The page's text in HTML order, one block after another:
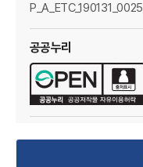
I
P_A_ETC_190131_0025
공공누리